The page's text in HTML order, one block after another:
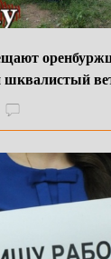
шквалистый